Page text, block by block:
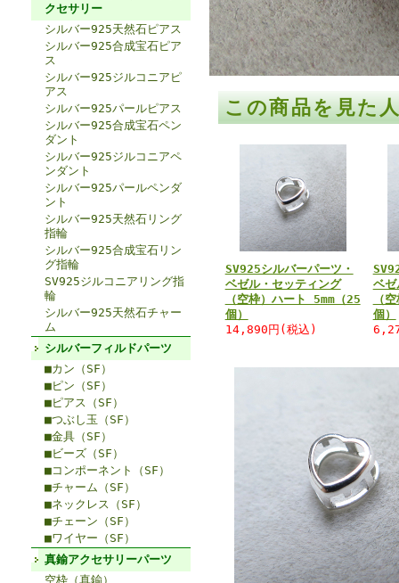
クセサリー
シルバー925天然石ピアス
シルバー925合成宝石ピア
ス
シルバー925ジルコニアピ
アス
シルバー925パールピアス
シルバー925合成宝石ペン
ダント
シルバー925ジルコニアペ
ンダント
シルバー925パールペンダ
ント
シルバー925天然石リング
指輪
シルバー925合成宝石リン
グ指輪
SV925ジルコニアリング指
輪
シルバー925天然石チャー
ム
シルバーフィルドパーツ
■カン（SF）
■ピン（SF）
■ピアス（SF）
■つぶし玉（SF）
■金具（SF）
■ビーズ（SF）
■コンポーネント（SF）
■チャーム（SF）
■ネックレス（SF）
■チェーン（SF）
■ワイヤー（SF）
真鍮アクセサリーパーツ
空枠（真鍮）
この商品を見た
SV925シルバーパーツ・
ベゼル・セッティング
（空枠）ハート 5mm（25
個）
14,890円(税込)
ベゼ
（
個）